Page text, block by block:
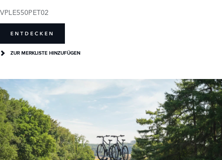
VPLE550PET02
ENTDECKEN
ZUR MERKLISTE HINZUFÜGEN